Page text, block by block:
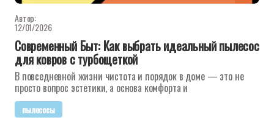
Автор:
12/01/2026
Современный Быт: Как выбрать идеальный пылесос
для ковров с турбощеткой
В повседневной жизни чистота и порядок в доме — это не
просто вопрос эстетики, а основа комфорта и
пылесосы